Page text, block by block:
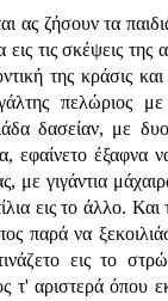
ας ζήσουν τα
τις σκέψεις της
της κράσις και
πελώριος
δασείαν, με
εφαίνετο έξαφνα
με γιγάντια
εις το άλλο. Και
παρά να
εις το
τ' αριστερά όπου